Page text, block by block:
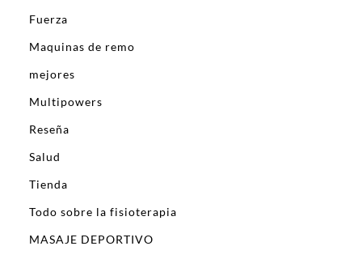
Fuerza
Maquinas de remo
mejores
Multipowers
Reseña
Salud
Tienda
Todo sobre la fisioterapia
MASAJE DEPORTIVO